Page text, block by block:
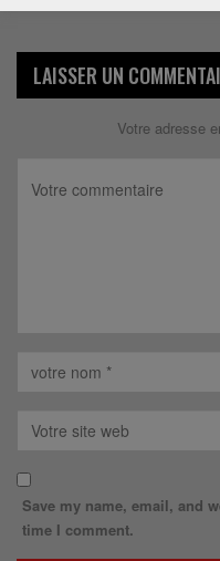
LAISSER UN
Votre adresse
Save my name, email, and
time I comment.